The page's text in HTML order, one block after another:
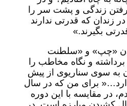
زندگی و پشت سر را
زندان که قدرتی ندارند
بگیرند.»
«چپ» و «سلطنت
و نگاه مخاطب را
به سوی سناریوی از پیش
برای من که در سال
بودم، در مقایسه با این دوره